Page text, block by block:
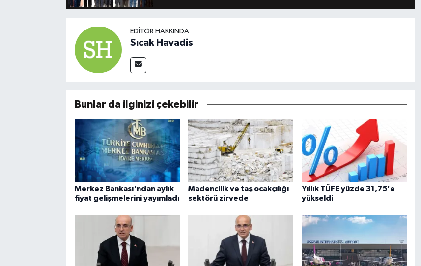
EDITÖR HAKKINDA
Sıcak Havadis
Bunlar da ilginizi çekebilir
Merkez Bankası'ndan aylık
fiyat gelişmelerini yayımladı
Madencilik ve taş ocakçılığı
sektörü zirvede
Yıllık TÜFE yüzde 31,75'e
yükseldi